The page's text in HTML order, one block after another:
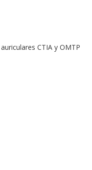
CTIA y OMTP